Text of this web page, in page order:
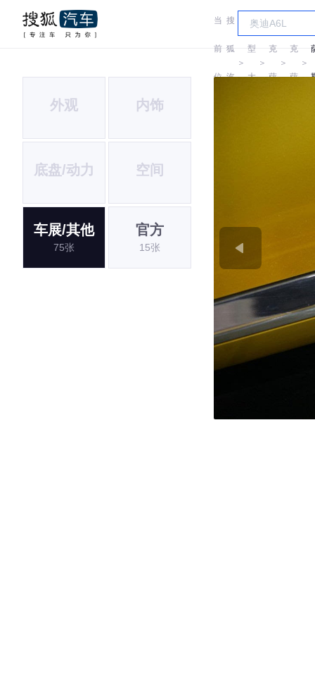
当
前
位
搜
狐
汽
＞
车
型
大
＞
雷
克
萨
＞
克
萨
＞
外观 内饰
底盘/动力 空间
车展/其他
75张
官方
15张